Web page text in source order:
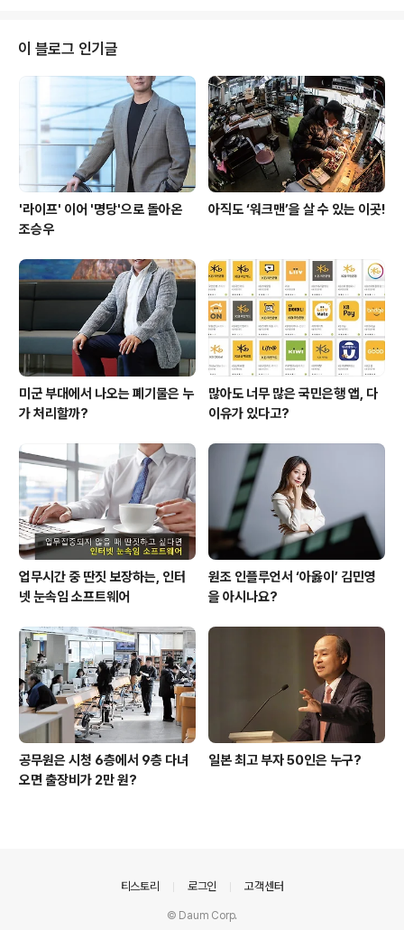
단체인 ‘그린 오가니제이션(The Green Organisatio
n)’이 주관하는 이 상은 전 세계에서 이뤄지는 우수 환경 활
동 사례를 발굴해 지원한다. 1994년 그린애플상(그린애플
환경상)으로 시작해 그린월드상으로 확대됐다. 관련 분야
전문가들이 환경활동에 대한 혁신성·헌신성·사회적 이익·
미래발전 계획 등 9가..
이 블로그 인기글
'라이프' 이어 '명당'으로 돌아온
조승우
아직도 ‘워크맨’을 살 수 있는 이곳!
미군 부대에서 나오는 폐기물은 누
가 처리할까?
많아도 너무 많은 국민은행 앱, 다
이유가 있다고?
업무시간 중 딴짓 보장하는, 인터
넷 눈속임 소프트웨어
원조 인플루언서 ‘아옳이’ 김민영
을 아시나요?
공무원은 시청 6층에서 9층 다녀
오면 출장비가 2만 원?
일본 최고 부자 50인은 누구?
티스토리 로그인 고객센터
© Daum Corp.